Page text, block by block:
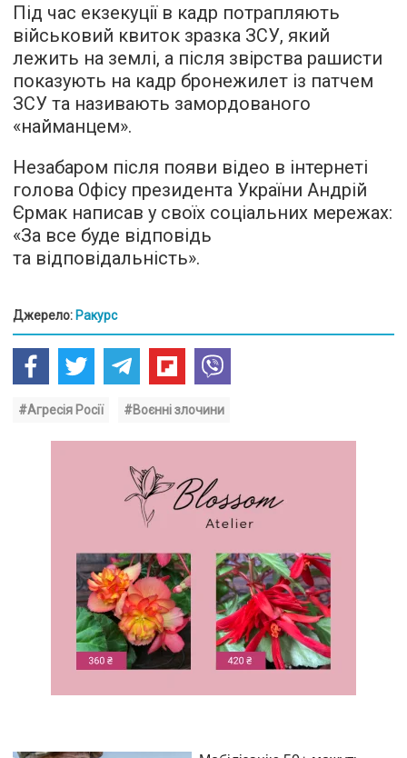
Під час екзекуції в кадр потрапляють
військовий квиток зразка ЗСУ, який
лежить на землі, а після звірства рашисти
показують на кадр бронежилет із патчем
ЗСУ та називають замордованого
«найманцем».
Незабаром після появи відео в інтернеті
голова Офісу президента України Андрій
Єрмак написав у своїх соціальних мережах:
«За все буде відповідь
та відповідальність».
Джерело: Ракурс
#Агресія Росії #Воєнні злочини